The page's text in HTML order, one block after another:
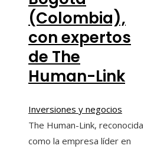
(Colombia),
con expertos
de The
Human-Link
Inversiones y negocios
The Human-Link, reconocida
como la empresa líder en